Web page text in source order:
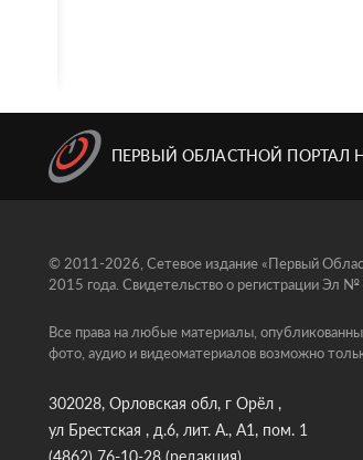
ПЕРВЫЙ ОБЛАСТНОЙ ПОРТАЛ
© 2011-2026, Сетевое издание «Первый
2015 года. Свидетельство о регистрации Эл
Все права на любые материалы,
фото, аудио и видеоматериалов возможно
302028, Орловская обл, г Орёл ,
ул Брестская , д.6, лит. А., А1, пом. 1
(4862) 76-10-28 (редакция)